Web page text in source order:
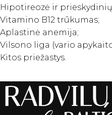
Hipotireozė ir
Vitamino B12 trūkumas;
Aplastinė anemija;
Vilsono liga (vario
Kitos priežastys.